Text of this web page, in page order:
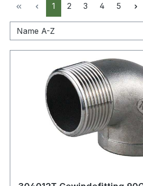
Seite
1 Seite
2 Seite
3 Seite
4 Seite
5